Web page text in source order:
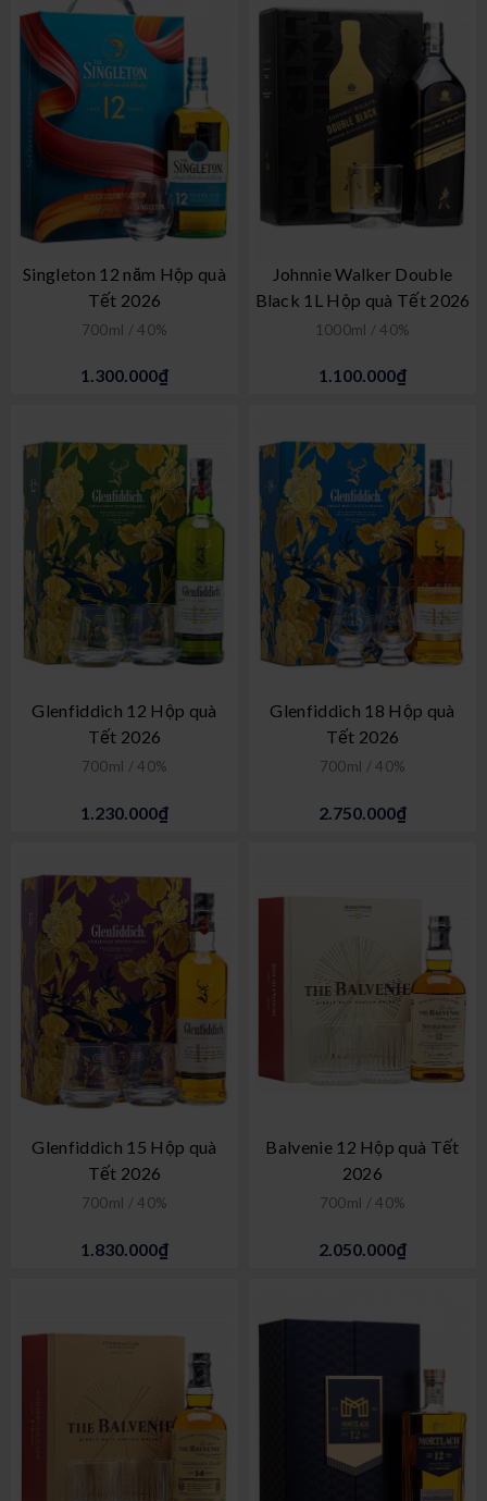
Singleton 12 năm Hộp quà
Tết 2026
700ml / 40%
1.300.000₫
Johnnie Walker Double
Black 1L Hộp quà Tết 2026
1000ml / 40%
1.100.000₫
Glenfiddich 12 Hộp quà
Tết 2026
700ml / 40%
1.230.000₫
Glenfiddich 18 Hộp quà
Tết 2026
700ml / 40%
2.750.000₫
Glenfiddich 15 Hộp quà
Tết 2026
700ml / 40%
1.830.000₫
Balvenie 12 Hộp quà Tết
2026
700ml / 40%
2.050.000₫